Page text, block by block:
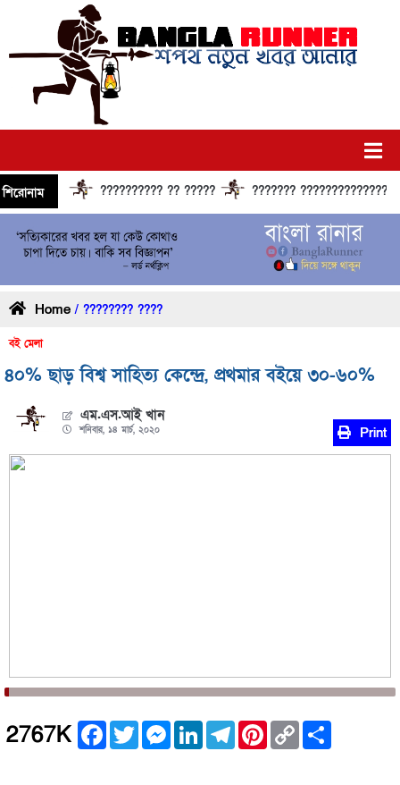
শিরোনাম ?????????? ?? ????? ??????? ??????????????
Home / ???????? ????
বই মেলা
৪০% ছাড় বিশ্ব সাহিত্য কেন্দ্রে, প্রথমার বইয়ে ৩০-৬০%
এম.এস.আই খান
শনিবার, ১৪ মার্চ, ২০২০ Print
2767K Facebook
TwitterMessenger
LinkedInTelegramPinterest
Copy
Link